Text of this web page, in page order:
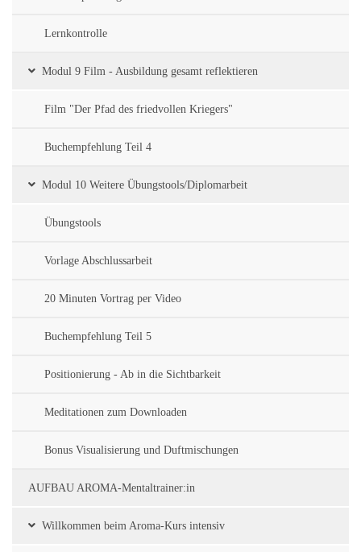
Lernkontrolle
Modul 9 Film - Ausbildung gesamt reflektieren
Film "Der Pfad des friedvollen Kriegers"
Buchempfehlung Teil 4
Modul 10 Weitere Übungstools/Diplomarbeit
Übungstools
Vorlage Abschlussarbeit
20 Minuten Vortrag per Video
Buchempfehlung Teil 5
Positionierung - Ab in die Sichtbarkeit
Meditationen zum Downloaden
Bonus Visualisierung und Duftmischungen
AUFBAU AROMA-Mentaltrainer:in
Willkommen beim Aroma-Kurs intensiv